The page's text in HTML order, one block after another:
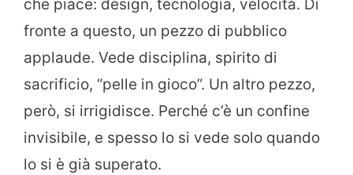
che piace: design, tecnologia, velocità. Di
fronte a questo, un pezzo di pubblico
applaude. Vede disciplina, spirito di
sacrificio, “pelle in gioco”. Un altro pezzo,
però, si irrigidisce. Perché c’è un confine
invisibile, e spesso lo si vede solo quando
lo si è già superato.